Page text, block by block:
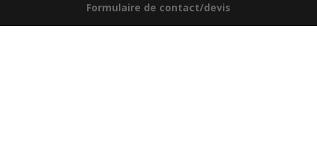
Formulaire de contact/devis